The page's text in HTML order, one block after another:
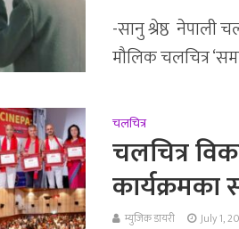
-सानु श्रेष्ठ नेपाली
मौलिक चलचित्र
चलचित्र
चलचित्र
कार्यक्रमका
म्युजिक डायरी July 1,